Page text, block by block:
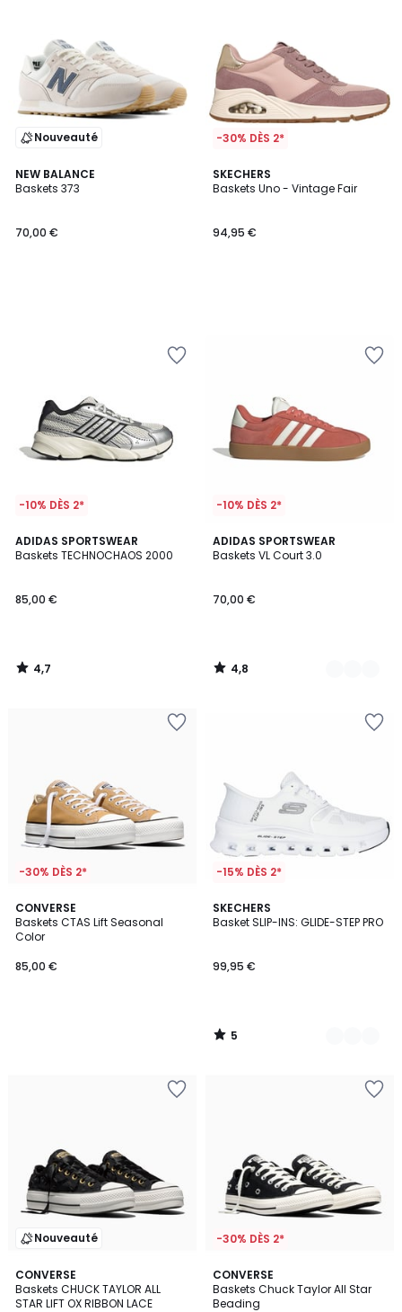
Nouveauté
NEW BALANCE
Baskets 373
70,00 €
-30% DÈS 2*
SKECHERS
Baskets Uno - Vintage Fair
94,95 €
-10% DÈS 2*
ADIDAS SPORTSWEAR
Baskets TECHNOCHAOS 2000
85,00 €
4,7
/ 5
4,7
/
-10% DÈS 2*
ADIDAS SPORTSWEAR
Baskets VL Court 3.0
70,00 €
4,8
/ 5
5
Couleurs
4,8
/
-30% DÈS 2*
CONVERSE
Baskets CTAS Lift Seasonal
Color
85,00 €
-15% DÈS 2*
SKECHERS
Basket SLIP-INS: GLIDE-STEP PRO
99,95 €
5
/
2
Couleurs
5
/
Nouveauté
CONVERSE
Baskets CHUCK TAYLOR ALL
STAR LIFT OX RIBBON LACE
-30% DÈS 2*
CONVERSE
Baskets Chuck Taylor All Star
Beading